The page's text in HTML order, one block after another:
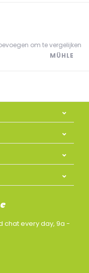
om te vergelijken
MÜHLE
chat every day, 9a -